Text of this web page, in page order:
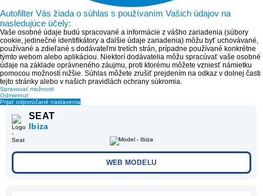
Autofilter Vás žiada o súhlas s používaním Vašich údajov na
nasledujúce účely:
Vaše osobné údaje budú spracované a informácie z vášho zariadenia (súbory
cookie, jedinečné identifikátory a ďalšie údaje zariadenia) môžu byť uchovávané,
používané a zdieľané s dodávateľmi tretích strán, prípadne používané konkrétne
týmto webom alebo aplikáciou. Niektorí dodávatelia môžu spracúvať vaše osobné
údaje na základe oprávneného záujmu, proti ktorému môžete vzniesť námietku
pomocou možností nižšie. Súhlas môžete zrušiť prejdením na odkaz v dolnej časti
tejto stránky alebo v našich pravidlách ochrany súkromia.
Spravovať možnosti
Odmietnuť
Prijať odporúčané nastavenia
SEAT
Ibiza
WEB MODELU